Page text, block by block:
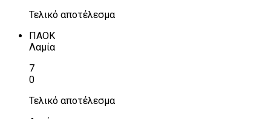
Τελικό αποτέλεσμα
ΠΑΟΚ
Λαμία
7
0
Τελικό αποτέλεσμα